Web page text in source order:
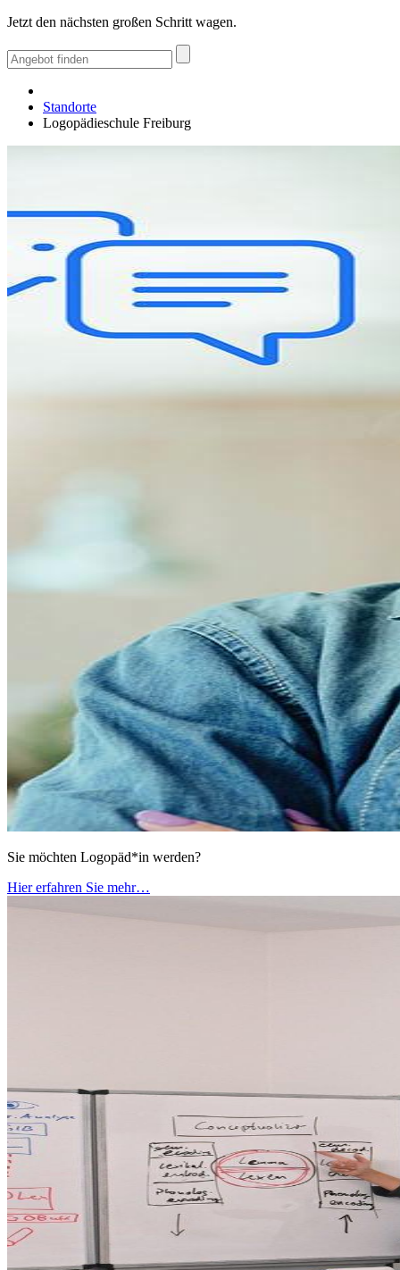
Jetzt den nächsten großen Schritt wagen.
Standorte
Logopädieschule Freiburg
Sie möchten Logopäd*in werden?
Hier erfahren Sie mehr…